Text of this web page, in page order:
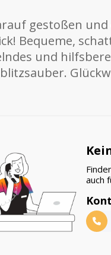
gestoßen und
Bequeme,
und
mit
auch